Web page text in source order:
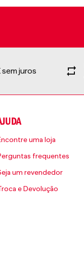
sem juros
uma loja
frequentes
um revendedor
e Devolução